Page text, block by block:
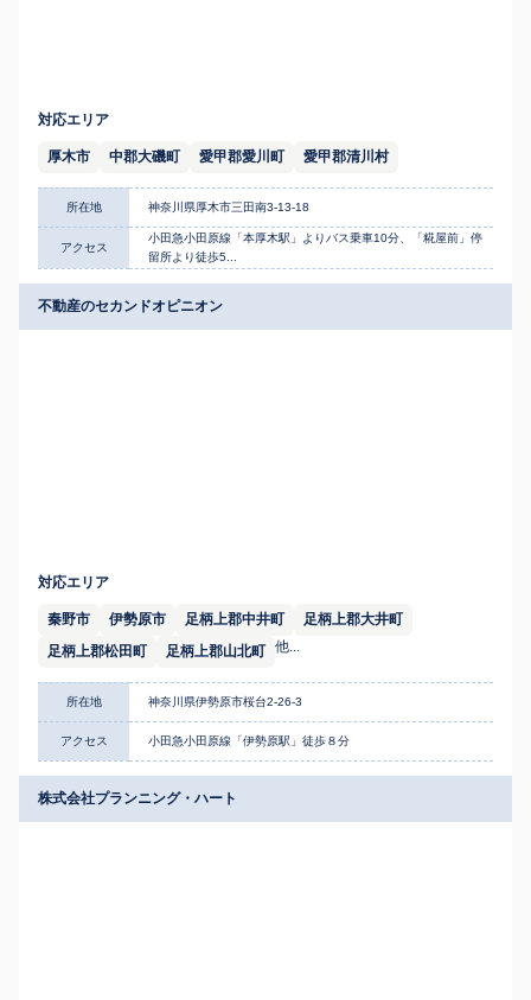
対応エリア
厚木市 中郡大磯町 愛甲郡愛川町 愛甲郡清川村
所在地 神奈川県厚木市三田南3-13-18
アクセス
小田急小田原線「本厚木駅」よりバス乗車10分、「糀屋前」停
留所より徒歩5...
不動産のセカンドオピニオン
対応エリア
秦野市 伊勢原市 足柄上郡中井町
足柄上郡大井町
足柄上郡松田町
足柄上郡山北町 他...
所在地 神奈川県伊勢原市桜台2-26-3
アクセス 小田急小田原線「伊勢原駅」徒歩８分
株式会社プランニング・ハート